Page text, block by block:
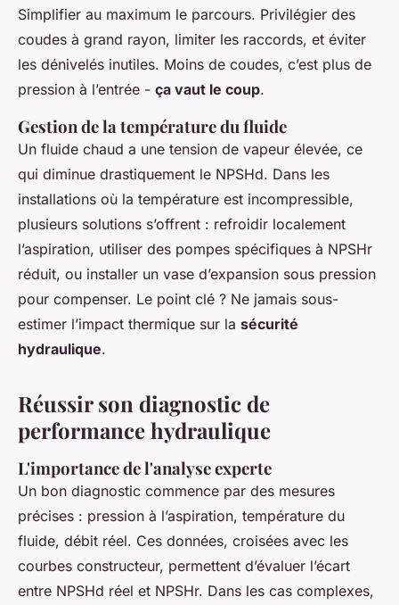
Simplifier au maximum le parcours. Privilégier des
coudes à grand rayon, limiter les raccords, et éviter
les dénivelés inutiles. Moins de coudes, c’est plus de
pression à l’entrée - ça vaut le coup.
Gestion de la température du fluide
Un fluide chaud a une tension de vapeur élevée, ce
qui diminue drastiquement le NPSHd. Dans les
installations où la température est incompressible,
plusieurs solutions s’offrent : refroidir localement
l’aspiration, utiliser des pompes spécifiques à NPSHr
réduit, ou installer un vase d’expansion sous pression
pour compenser. Le point clé ? Ne jamais sous-
estimer l’impact thermique sur la sécurité
hydraulique.
Réussir son diagnostic de
performance hydraulique
L'importance de l'analyse experte
Un bon diagnostic commence par des mesures
précises : pression à l’aspiration, température du
fluide, débit réel. Ces données, croisées avec les
courbes constructeur, permettent d’évaluer l’écart
entre NPSHd réel et NPSHr. Dans les cas complexes,